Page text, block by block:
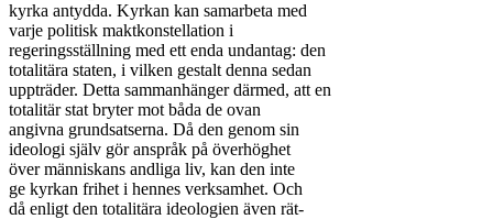
kyrka antydda. Kyrkan kan samarbeta med
varje politisk maktkonstellation i
regeringsställning med ett enda undantag: den
totalitära staten, i vilken gestalt denna sedan
uppträder. Detta sammanhänger därmed, att en
totalitär stat bryter mot båda de ovan
angivna grundsatserna. Då den genom sin
ideologi själv gör anspråk på överhöghet
över människans andliga liv, kan den inte
ge kyrkan frihet i hennes verksamhet. Och
då enligt den totalitära ideologien även rät-